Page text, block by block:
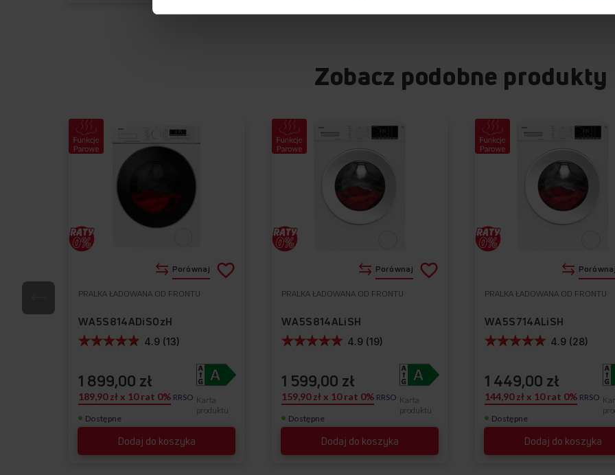
Zobacz podobne produkty
Dostępne
PRALKA ŁADOWANA OD FRONTU
WA5S814ADiSOzH
Dodaj do koszyka
4.9 (13)
Karta
produktu
1 899,00 zł
189,90 zł x 10 rat 0% RRSO
Porównaj Dodaj
Dostępne
PRALKA ŁADOWANA OD FRONTU
WA5S814ALiSH
Dodaj do koszyka
4.9 (19)
Karta
produktu
1 599,00 zł
159,90 zł x 10 rat 0% RRSO
Porównaj Dodaj
Dostępne
PRALKA ŁADOWANA OD FRONTU
WA5S714ALiSH
Dodaj do koszyka
4.9 (28)
1 449,00 zł
144,90 zł x 10 rat 0% RRSO